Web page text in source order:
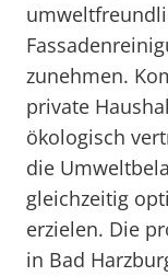
zunehmen.
private
ökologisch
die
gleichzeitig
erzielen. Die
in Bad